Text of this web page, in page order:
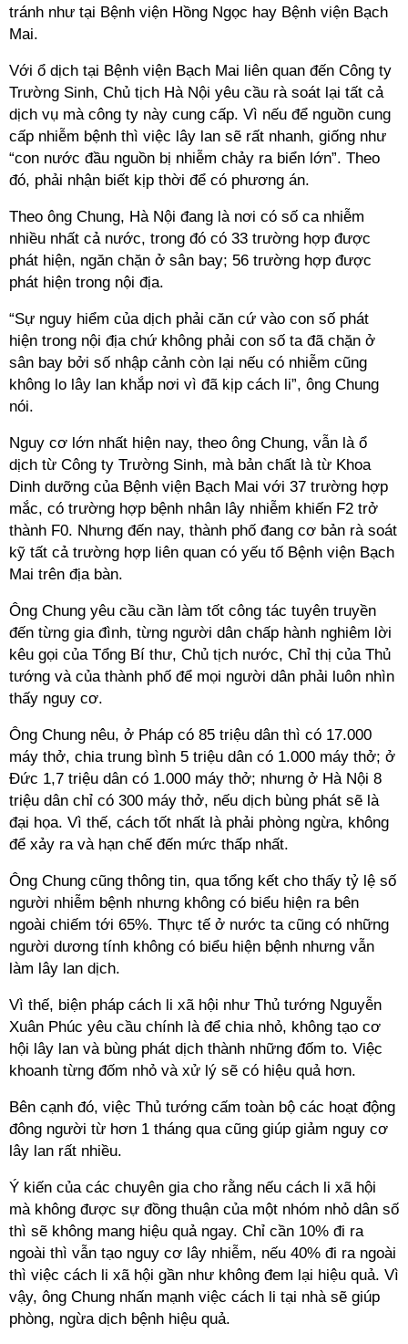
tránh như tại Bệnh viện Hồng Ngọc hay Bệnh viện Bạch
Mai.
Với ổ dịch tại Bệnh viện Bạch Mai liên quan đến Công ty
Trường Sinh, Chủ tịch Hà Nội yêu cầu rà soát lại tất cả
dịch vụ mà công ty này cung cấp. Vì nếu để nguồn cung
cấp nhiễm bệnh thì việc lây lan sẽ rất nhanh, giống như
“con nước đầu nguồn bị nhiễm chảy ra biển lớn”. Theo
đó, phải nhận biết kịp thời để có phương án.
Theo ông Chung, Hà Nội đang là nơi có số ca nhiễm
nhiều nhất cả nước, trong đó có 33 trường hợp được
phát hiện, ngăn chặn ở sân bay; 56 trường hợp được
phát hiện trong nội địa.
“Sự nguy hiểm của dịch phải căn cứ vào con số phát
hiện trong nội địa chứ không phải con số ta đã chặn ở
sân bay bởi số nhập cảnh còn lại nếu có nhiễm cũng
không lo lây lan khắp nơi vì đã kịp cách li”, ông Chung
nói.
Nguy cơ lớn nhất hiện nay, theo ông Chung, vẫn là ổ
dịch từ Công ty Trường Sinh, mà bản chất là từ Khoa
Dinh dưỡng của Bệnh viện Bạch Mai với 37 trường hợp
mắc, có trường hợp bệnh nhân lây nhiễm khiến F2 trở
thành F0. Nhưng đến nay, thành phố đang cơ bản rà soát
kỹ tất cả trường hợp liên quan có yếu tố Bệnh viện Bạch
Mai trên địa bàn.
Ông Chung yêu cầu cần làm tốt công tác tuyên truyền
đến từng gia đình, từng người dân chấp hành nghiêm lời
kêu gọi của Tổng Bí thư, Chủ tịch nước, Chỉ thị của Thủ
tướng và của thành phố để mọi người dân phải luôn nhìn
thấy nguy cơ.
Ông Chung nêu, ở Pháp có 85 triệu dân thì có 17.000
máy thở, chia trung bình 5 triệu dân có 1.000 máy thở; ở
Đức 1,7 triệu dân có 1.000 máy thở; nhưng ở Hà Nội 8
triệu dân chỉ có 300 máy thở, nếu dịch bùng phát sẽ là
đại họa. Vì thế, cách tốt nhất là phải phòng ngừa, không
để xảy ra và hạn chế đến mức thấp nhất.
Ông Chung cũng thông tin, qua tổng kết cho thấy tỷ lệ số
người nhiễm bệnh nhưng không có biểu hiện ra bên
ngoài chiếm tới 65%. Thực tế ở nước ta cũng có những
người dương tính không có biểu hiện bệnh nhưng vẫn
làm lây lan dịch.
Vì thế, biện pháp cách li xã hội như Thủ tướng Nguyễn
Xuân Phúc yêu cầu chính là để chia nhỏ, không tạo cơ
hội lây lan và bùng phát dịch thành những đốm to. Việc
khoanh từng đốm nhỏ và xử lý sẽ có hiệu quả hơn.
Bên cạnh đó, việc Thủ tướng cấm toàn bộ các hoạt động
đông người từ hơn 1 tháng qua cũng giúp giảm nguy cơ
lây lan rất nhiều.
Ý kiến của các chuyên gia cho rằng nếu cách li xã hội
mà không được sự đồng thuận của một nhóm nhỏ dân số
thì sẽ không mang hiệu quả ngay. Chỉ cần 10% đi ra
ngoài thì vẫn tạo nguy cơ lây nhiễm, nếu 40% đi ra ngoài
thì việc cách li xã hội gần như không đem lại hiệu quả. Vì
vậy, ông Chung nhấn mạnh việc cách li tại nhà sẽ giúp
phòng, ngừa dịch bệnh hiệu quả.